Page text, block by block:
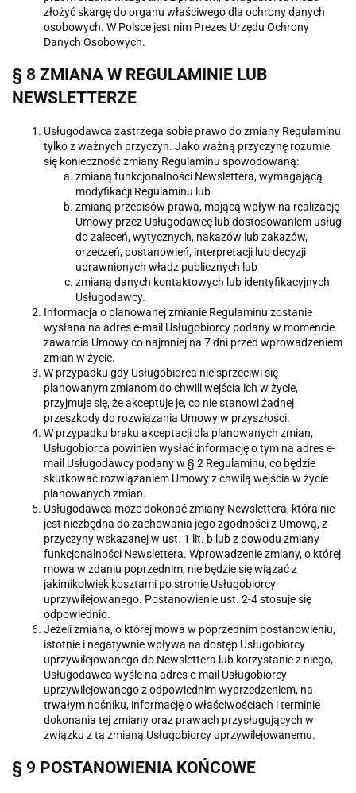
złożyć skargę do organu właściwego dla ochrony danych
osobowych. W Polsce jest nim Prezes Urzędu Ochrony
Danych Osobowych.
§ 8 ZMIANA W REGULAMINIE LUB
NEWSLETTERZE
Usługodawca zastrzega sobie prawo do zmiany Regulaminu
tylko z ważnych przyczyn. Jako ważną przyczynę rozumie
się konieczność zmiany Regulaminu spowodowaną:
zmianą funkcjonalności Newslettera, wymagającą
modyfikacji Regulaminu lub
zmianą przepisów prawa, mającą wpływ na realizację
Umowy przez Usługodawcę lub dostosowaniem usług
do zaleceń, wytycznych, nakazów lub zakazów,
orzeczeń, postanowień, interpretacji lub decyzji
uprawnionych władz publicznych lub
zmianą danych kontaktowych lub identyfikacyjnych
Usługodawcy.
Informacja o planowanej zmianie Regulaminu zostanie
wysłana na adres e-mail Usługobiorcy podany w momencie
zawarcia Umowy co najmniej na 7 dni przed wprowadzeniem
zmian w życie.
W przypadku gdy Usługobiorca nie sprzeciwi się
planowanym zmianom do chwili wejścia ich w życie,
przyjmuje się, że akceptuje je, co nie stanowi żadnej
przeszkody do rozwiązania Umowy w przyszłości.
W przypadku braku akceptacji dla planowanych zmian,
Usługobiorca powinien wysłać informację o tym na adres e-
mail Usługodawcy podany w § 2 Regulaminu, co będzie
skutkować rozwiązaniem Umowy z chwilą wejścia w życie
planowanych zmian.
Usługodawca może dokonać zmiany Newslettera, która nie
jest niezbędna do zachowania jego zgodności z Umową, z
przyczyny wskazanej w ust. 1 lit. b lub z powodu zmiany
funkcjonalności Newslettera. Wprowadzenie zmiany, o której
mowa w zdaniu poprzednim, nie będzie się wiązać z
jakimikolwiek kosztami po stronie Usługobiorcy
uprzywilejowanego. Postanowienie ust. 2-4 stosuje się
odpowiednio.
Jeżeli zmiana, o której mowa w poprzednim postanowieniu,
istotnie i negatywnie wpływa na dostęp Usługobiorcy
uprzywilejowanego do Newslettera lub korzystanie z niego,
Usługodawca wyśle na adres e-mail Usługobiorcy
uprzywilejowanego z odpowiednim wyprzedzeniem, na
trwałym nośniku, informację o właściwościach i terminie
dokonania tej zmiany oraz prawach przysługujących w
związku z tą zmianą Usługobiorcy uprzywilejowanemu.
§ 9 POSTANOWIENIA KOŃCOWE